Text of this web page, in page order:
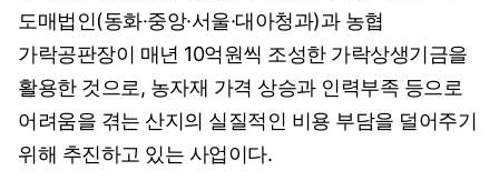
도매법인(동화·중앙·서울·대아청과)과 농협
가락공판장이 매년 10억원씩 조성한 가락상생기금을
활용한 것으로, 농자재 가격 상승과 인력부족 등으로
어려움을 겪는 산지의 실질적인 비용 부담을 덜어주기
위해 추진하고 있는 사업이다.